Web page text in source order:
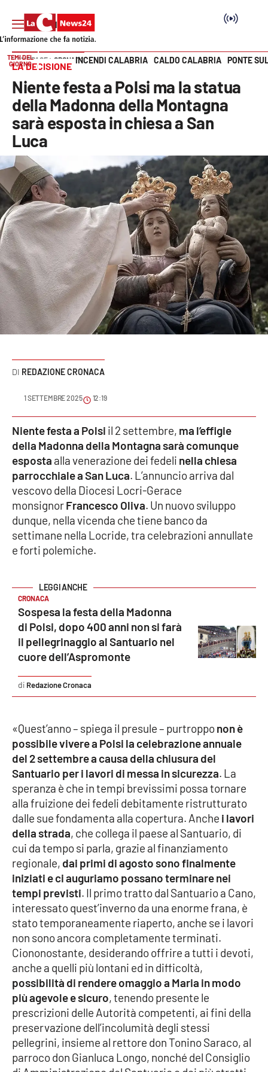
SEZIONI
Cronaca
Politica
Attualità
Economia e lavoro
Italia Mondo
Sanità
Sport
Cultura
Podcast
Meteo
Editoriali
VIDEO
Ambiente
Cronaca
Economia e Lavoro
Politica
Sanità
Società
RUBRICHE
Good Morning Vietnam
Parchi Marini Calabria
Leggendo Alvaro insieme
Imprese Di Calabria
Le perfidie di Antonella Grippo
Venti di comunicazione
STREAMING
LaC TV
LaC Network
Vai
TEMI DEL
GIORNO
INCENDI CALABRIA CALDO CALABRIA PONTE
HOME PAGE CRONACA
LA DECISIONE
Niente festa a Polsi ma la statua
della Madonna della Montagna
sarà esposta in chiesa a San
Luca
REDAZIONE CRONACA
1 SETTEMBRE 2025 12:19
Niente festa a Polsi il 2 settembre, ma l’effigie
della Madonna della Montagna sarà comunque
esposta alla venerazione dei fedeli nella chiesa
parrocchiale a San Luca. L’annuncio arriva dal
vescovo della Diocesi Locri-Gerace
monsignorFrancesco Oliva. Un nuovo sviluppo
dunque, nella vicenda che tiene banco da
settimane nella Locride, tra celebrazioni annullate
e forti polemiche.
CRONACA
Sospesa la festa della Madonna
di Polsi, dopo 400 anni non si farà
il pellegrinaggio al Santuario nel
cuore dell’Aspromonte
Redazione Cronaca
«Quest’anno – spiega il presule – purtropponon è
possibile vivere a Polsi la celebrazione annuale
del 2 settembre a causa della chiusura del
Santuario per i lavori di messa in sicurezza. La
speranza è che in tempi brevissimi possa tornare
alla fruizione dei fedeli debitamente ristrutturato
dalle sue fondamenta alla copertura. Anche i lavori
della strada, che collega il paese al Santuario, di
cui da tempo si parla, grazie al finanziamento
regionale, dai primi di agosto sono finalmente
iniziati e ci auguriamo possano terminare nei
tempi previsti. Il primo tratto dal Santuario a Cano,
interessato quest’inverno da una enorme frana, è
stato temporaneamente riaperto, anche se i lavori
non sono ancora completamente terminati.
Ciononostante, desiderando offrire a tutti i devoti,
anche a quelli più lontani ed in difficoltà,
possibilità di rendere omaggio a Maria in modo
più agevole e sicuro, tenendo presente le
prescrizioni delle Autorità competenti, ai fini della
preservazione dell’incolumità degli stessi
pellegrini, insieme al rettore don Tonino Saraco, al
parroco don Gianluca Longo, nonché del Consiglio